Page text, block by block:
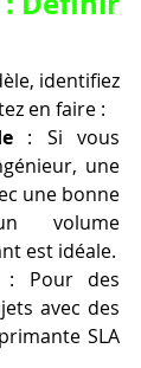
identifiez
en faire :
: Si vous
une
une bonne
volume
est idéale.
Pour des
avec des
SLA